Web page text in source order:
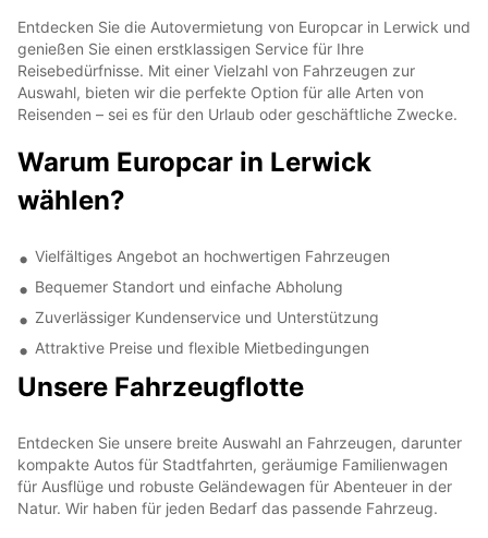
Entdecken Sie die Autovermietung von Europcar in Lerwick und
genießen Sie einen erstklassigen Service für Ihre
Reisebedürfnisse. Mit einer Vielzahl von Fahrzeugen zur
Auswahl, bieten wir die perfekte Option für alle Arten von
Reisenden – sei es für den Urlaub oder geschäftliche Zwecke.
Warum Europcar in Lerwick
wählen?
Vielfältiges Angebot an hochwertigen Fahrzeugen
Bequemer Standort und einfache Abholung
Zuverlässiger Kundenservice und Unterstützung
Attraktive Preise und flexible Mietbedingungen
Unsere Fahrzeugflotte
Entdecken Sie unsere breite Auswahl an Fahrzeugen, darunter
kompakte Autos für Stadtfahrten, geräumige Familienwagen
für Ausflüge und robuste Geländewagen für Abenteuer in der
Natur. Wir haben für jeden Bedarf das passende Fahrzeug.